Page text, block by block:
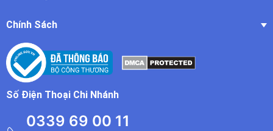
Chính Sách
Số Điện Thoại Chi Nhánh
0339 69 00 11